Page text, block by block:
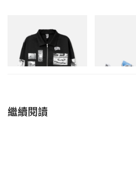
Billionaire Boys Club X Initial
D Cotton Jacket
立即購入
繼續閱讀